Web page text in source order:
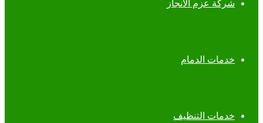
شركة عزم الانجاز
خدمات الدمام
خدمات التنظيف